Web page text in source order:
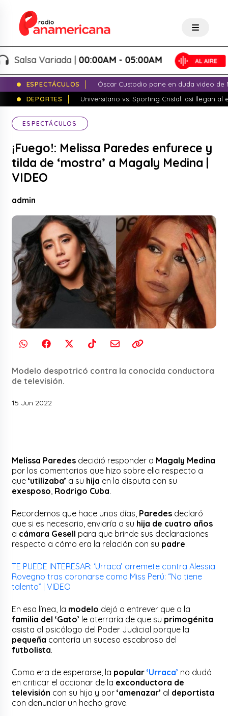
Variada |00:00AM - 05:00AM
ESPECTÁCULOS
Óscar Custodio pone en duda video de
DEPORTES
Universitario vs. Sporting Cristal: así llegan al
ESPECTÁCULOS
¡Fuego!: Melissa Paredes enfurece y
tilda de ‘mostra’ a Magaly Medina |
VIDEO
admin
Modelo despotricó contra la conocida conductora
de televisión.
15 Jun 2022
Melissa Paredes decidió responder a Magaly Medina
por los comentarios que hizo sobre ella respecto a
que ‘utilizaba’ a su hija en la disputa con su
exesposo Rodrigo Cuba.
Recordemos que hace unos días, Paredes declaró
que si es necesario, enviaría a su hija de cuatro años
a cámara Gesell para que brinde sus declaraciones
respecto a cómo era la relación con su padre.
TE PUEDE INTERESAR: ‘Urraca’ arremete contra Alessia
Rovegno tras coronarse como Miss Perú: “No tiene
talento” | VIDEO
En esa línea, la modelo dejó a entrever que a la
familia del ‘Gato’ le aterraría de que su primogénita
asista al psicólogo del Poder Judicial porque la
pequeña contaría un suceso escabroso del
futbolista.
Como era de esperarse, la popular‘Urraca’ no dudó
en criticar el accionar de la exconductora de
televisión con su hija y por‘amenazar’ al deportista
con denunciar un hecho grave.